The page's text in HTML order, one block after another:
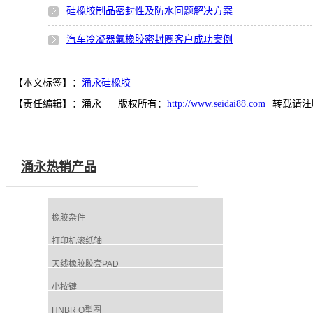
硅橡胶制品密封性及防水问题解决方案
汽车冷凝器氟橡胶密封圈客户成功案例
【本文标签】： 涌永硅橡胶
【责任编辑】： 涌永 版权所有： http://www.seidai88.com 转载请
涌永热销产品
橡胶杂件
打印机滚纸轴
天线橡胶胶套PAD
小按键
HNBR O型圈